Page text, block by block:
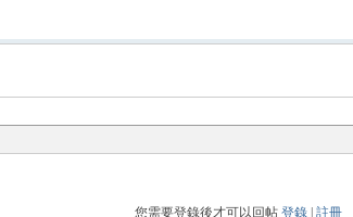
您需要登錄後才可以回帖 登錄 註冊